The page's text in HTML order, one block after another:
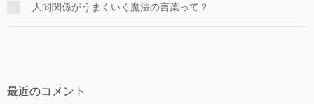
人間関係がうまくいく魔法の言葉って？
最近のコメント